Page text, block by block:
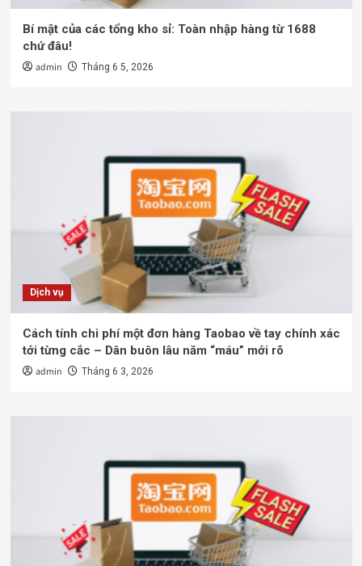
Bí mật của các tổng kho sỉ: Toàn nhập hàng từ 1688
chứ đâu!
admin Tháng 6 5, 2026
Dịch vụ
Cách tính chi phí một đơn hàng Taobao về tay chính xác
tới từng cắc – Dân buôn lâu năm “máu” mới rõ
admin Tháng 6 3, 2026